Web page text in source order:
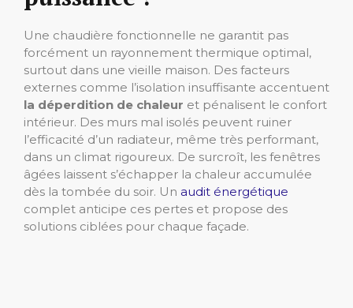
Une chaudière fonctionnelle ne garantit pas
forcément un rayonnement thermique optimal,
surtout dans une vieille maison. Des facteurs
externes comme l’isolation insuffisante accentuent
la déperdition de chaleur et pénalisent le confort
intérieur. Des murs mal isolés peuvent ruiner
l’efficacité d’un radiateur, même très performant,
dans un climat rigoureux. De surcroît, les fenêtres
âgées laissent s’échapper la chaleur accumulée
dès la tombée du soir. Un audit énergétique
complet anticipe ces pertes et propose des
solutions ciblées pour chaque façade.